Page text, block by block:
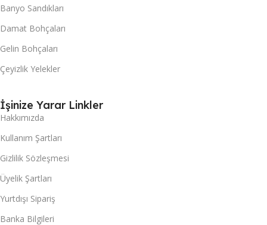
Banyo Sandıkları
Damat Bohçaları
Gelin Bohçaları
Çeyizlik Yelekler
İşinize Yarar Linkler
Hakkımızda
Kullanım Şartları
Gizlilik Sözleşmesi
Üyelik Şartları
Yurtdışı Sipariş
Banka Bilgileri